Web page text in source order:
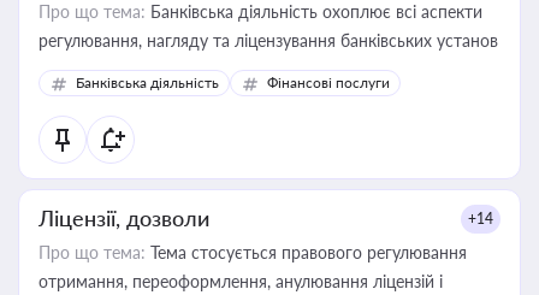
Про що тема: Банківська діяльність охоплює всі аспекти
регулювання, нагляду та ліцензування банківських установ
Банківська діяльність Фінансові послуги
Ліцензії, дозволи +14
Про що тема: Тема стосується правового регулювання
отримання, переоформлення, анулювання ліцензій і